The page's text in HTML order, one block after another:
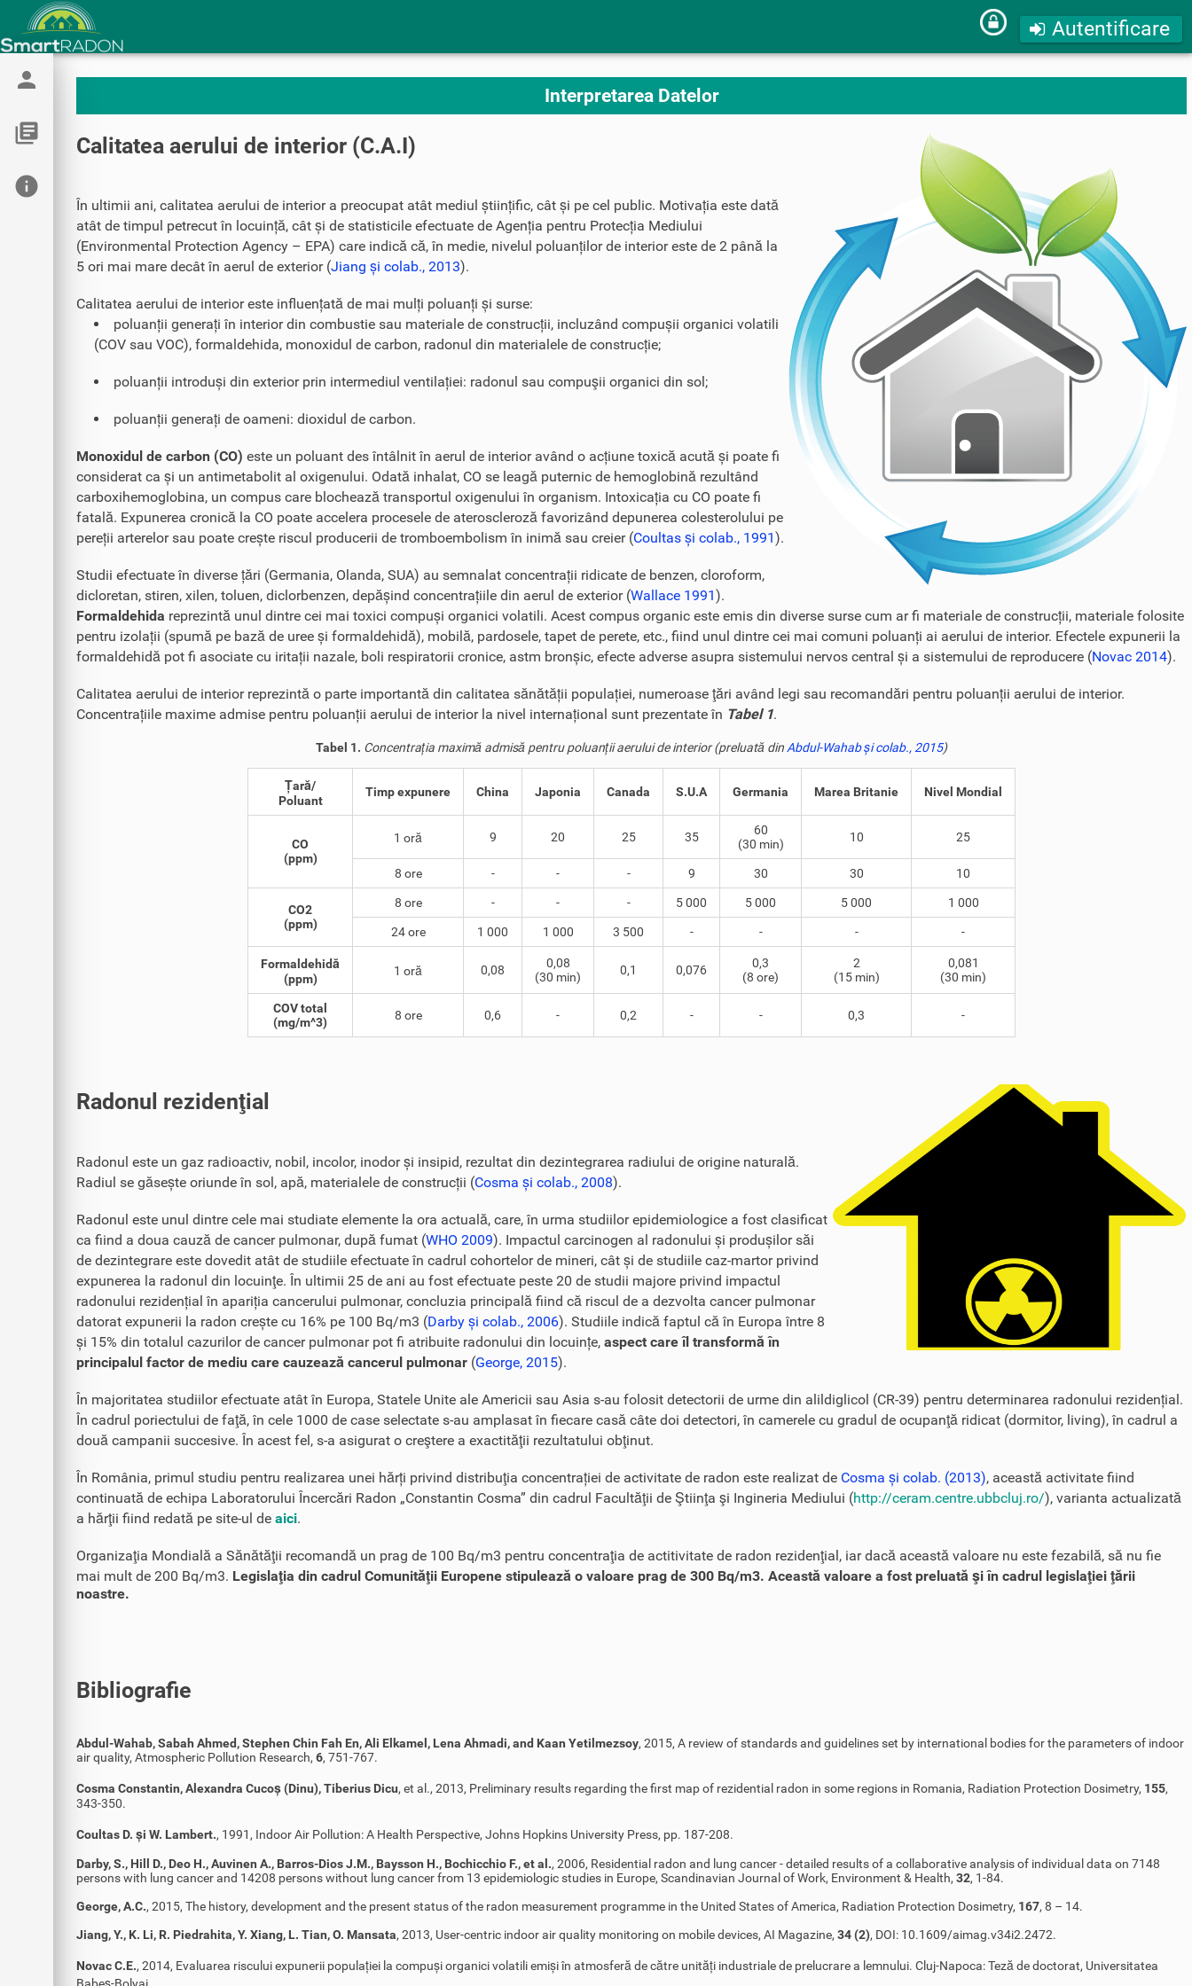
Autentificare
person
library_books
info
Interpretarea Datelor
Calitatea aerului de interior (C.A.I)
În ultimii ani, calitatea aerului de interior a preocupat atât mediul științific, cât și pe cel public. Motivația este dată
atât de timpul petrecut în locuință, cât și de statisticile efectuate de Agenția pentru Protecția Mediului
(Environmental Protection Agency – EPA) care indică că, în medie, nivelul poluanților de interior este de 2 până la
5 ori mai mare decât în aerul de exterior (Jiang și colab., 2013).
Calitatea aerului de interior este influențată de mai mulți poluanți și surse:
poluanții generați în interior din combustie sau materiale de construcții, incluzând compușii organici volatili
(COV sau VOC), formaldehida, monoxidul de carbon, radonul din materialele de construcție;
poluanții introduși din exterior prin intermediul ventilației: radonul sau compuşii organici din sol;
poluanții generați de oameni: dioxidul de carbon.
Monoxidul de carbon (CO) este un poluant des întâlnit în aerul de interior având o acțiune toxică acută și poate fi
considerat ca și un antimetabolit al oxigenului. Odată inhalat, CO se leagă puternic de hemoglobină rezultând
carboxihemoglobina, un compus care blochează transportul oxigenului în organism. Intoxicația cu CO poate fi
fatală. Expunerea cronică la CO poate accelera procesele de ateroscleroză favorizând depunerea colesterolului pe
pereții arterelor sau poate crește riscul producerii de tromboembolism în inimă sau creier (Coultas și colab., 1991).
Studii efectuate în diverse țări (Germania, Olanda, SUA) au semnalat concentrații ridicate de benzen, cloroform,
dicloretan, stiren, xilen, toluen, diclorbenzen, depășind concentrațiile din aerul de exterior (Wallace 1991).
Formaldehida reprezintă unul dintre cei mai toxici compuși organici volatili. Acest compus organic este emis din diverse surse cum ar fi materiale de construcții, materiale folosite
pentru izolații (spumă pe bază de uree și formaldehidă), mobilă, pardosele, tapet de perete, etc., fiind unul dintre cei mai comuni poluanți ai aerului de interior. Efectele expunerii la
formaldehidă pot fi asociate cu iritații nazale, boli respiratorii cronice, astm bronșic, efecte adverse asupra sistemului nervos central și a sistemului de reproducere (Novac 2014).
Calitatea aerului de interior reprezintă o parte importantă din calitatea sănătății populației, numeroase ţări având legi sau recomandări pentru poluanții aerului de interior.
Concentrațiile maxime admise pentru poluanții aerului de interior la nivel internațional sunt prezentate în Tabel 1.
Tabel 1. Concentrația maximă admisă pentru poluanții aerului de interior (preluată din Abdul-Wahab și colab., 2015)
Țară/
Poluant
Timp expunere China Japonia Canada S.U.A Germania Marea Britanie Nivel Mondial
CO
(ppm)
1 oră 9 20 25 35
60
(30 min)
10 25
8 ore - - - 9 30 30 10
CO2
(ppm)
8 ore - - - 5 000 5 000 5 000 1 000
24 ore 1 000 1 000 3 500 - - - -
Formaldehidă
(ppm)
1 oră 0,08
0,08
(30 min)
0,1 0,076
0,3
(8 ore)
2
(15 min)
0,081
(30 min)
COV total
(mg/m^3)
8 ore 0,6 - 0,2 - - 0,3 -
Radonul rezidenţial
Radonul este un gaz radioactiv, nobil, incolor, inodor și insipid, rezultat din dezintegrarea radiului de origine naturală.
Radiul se găsește oriunde în sol, apă, materialele de construcții (Cosma și colab., 2008).
Radonul este unul dintre cele mai studiate elemente la ora actuală, care, în urma studiilor epidemiologice a fost clasificat
ca fiind a doua cauză de cancer pulmonar, după fumat (WHO 2009). Impactul carcinogen al radonului și produșilor săi
de dezintegrare este dovedit atât de studiile efectuate în cadrul cohortelor de mineri, cât și de studiile caz-martor privind
expunerea la radonul din locuinţe. În ultimii 25 de ani au fost efectuate peste 20 de studii majore privind impactul
radonului rezidențial în apariția cancerului pulmonar, concluzia principală fiind că riscul de a dezvolta cancer pulmonar
datorat expunerii la radon crește cu 16% pe 100 Bq/m3 (Darby și colab., 2006). Studiile indică faptul că în Europa între 8
și 15% din totalul cazurilor de cancer pulmonar pot fi atribuite radonului din locuințe, aspect care îl transformă în
principalul factor de mediu care cauzează cancerul pulmonar (George, 2015).
În majoritatea studiilor efectuate atât în Europa, Statele Unite ale Americii sau Asia s-au folosit detectorii de urme din alildiglicol (CR-39) pentru determinarea radonului rezidențial.
În cadrul poriectului de faţă, în cele 1000 de case selectate s-au amplasat în fiecare casă câte doi detectori, în camerele cu gradul de ocupanţă ridicat (dormitor, living), în cadrul a
două campanii succesive. În acest fel, s-a asigurat o creştere a exactităţii rezultatului obţinut.
În România, primul studiu pentru realizarea unei hărți privind distribuţia concentrației de activitate de radon este realizat de Cosma și colab. (2013), această activitate fiind
continuată de echipa Laboratorului Încercări Radon „Constantin Cosma” din cadrul Facultăţii de Ştiinţa şi Ingineria Mediului (http://ceram.centre.ubbcluj.ro/), varianta actualizată
a hărţii fiind redată pe site-ul de aici.
Organizaţia Mondială a Sănătăţii recomandă un prag de 100 Bq/m3 pentru concentraţia de actitivitate de radon rezidenţial, iar dacă această valoare nu este fezabilă, să nu fie
mai mult de 200 Bq/m3. Legislaţia din cadrul Comunităţii Europene stipulează o valoare prag de 300 Bq/m3. Această valoare a fost preluată şi în cadrul legislaţiei ţării
noastre.
Bibliografie
Abdul-Wahab, Sabah Ahmed, Stephen Chin Fah En, Ali Elkamel, Lena Ahmadi, and Kaan Yetilmezsoy, 2015, A review of standards and guidelines set by international bodies for the parameters of indoor
air quality, Atmospheric Pollution Research, 6, 751-767.
Cosma Constantin, Alexandra Cucoș (Dinu), Tiberius Dicu, et al., 2013, Preliminary results regarding the first map of rezidential radon in some regions in Romania, Radiation Protection Dosimetry, 155,
343-350.
Coultas D. și W. Lambert., 1991, Indoor Air Pollution: A Health Perspective, Johns Hopkins University Press, pp. 187-208.
Darby, S., Hill D., Deo H., Auvinen A., Barros-Dios J.M., Baysson H., Bochicchio F., et al., 2006, Residential radon and lung cancer - detailed results of a collaborative analysis of individual data on 7148
persons with lung cancer and 14208 persons without lung cancer from 13 epidemiologic studies in Europe, Scandinavian Journal of Work, Environment & Health, 32, 1-84.
George, A.C., 2015, The history, development and the present status of the radon measurement programme in the United States of America, Radiation Protection Dosimetry, 167, 8 – 14.
Jiang, Y., K. Li, R. Piedrahita, Y. Xiang, L. Tian, O. Mansata, 2013, User-centric indoor air quality monitoring on mobile devices, AI Magazine, 34 (2), DOI: 10.1609/aimag.v34i2.2472.
Novac C.E., 2014, Evaluarea riscului expunerii populației la compuși organici volatili emiși în atmosferă de către unități industriale de prelucrare a lemnului. Cluj-Napoca: Teză de doctorat, Universitatea